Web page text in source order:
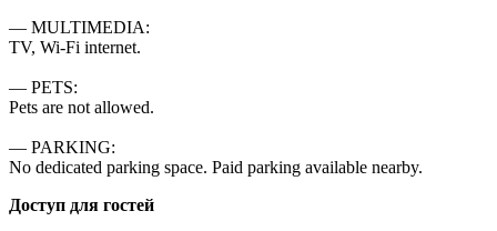
— MULTIMEDIA:
TV, Wi-Fi internet.
— PETS:
Pets are not allowed.
— PARKING:
No dedicated parking space. Paid parking available nearby.
Доступ для гостей